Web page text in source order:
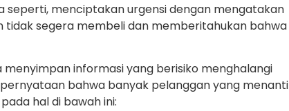
seperti, menciptakan urgensi dengan mengatakan
tidak segera membeli dan memberitahukan bahwa
menyimpan informasi yang berisiko menghalangi
bahwa banyak pelanggan yang menanti
hal di bawah ini: